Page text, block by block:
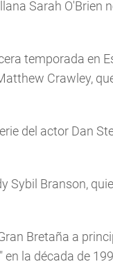
Sarah O'Brien
temporada en
Crawley,
del actor Dan
Sybil Branson,
Bretaña a
en la década de